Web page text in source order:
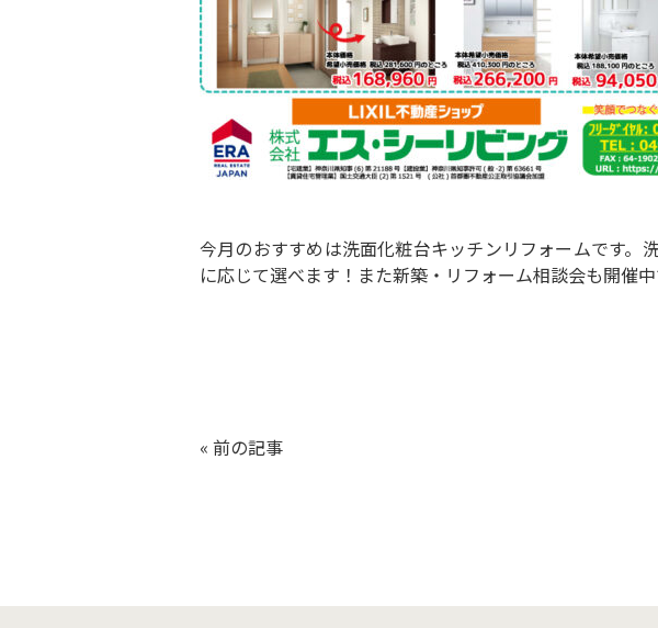
今月のおすすめは洗面化粧台キッチンリフォームです
に応じて選べます！また新築・リフォーム相談会も開催中
« 前の記事